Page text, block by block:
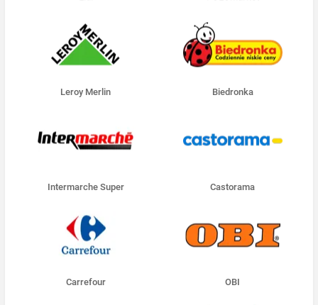
Leroy Merlin Biedronka
Intermarche Super Castorama
Carrefour OBI